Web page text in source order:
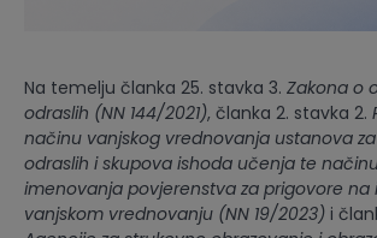
Na temelju članka 25. stavka 3. Zakona o
odraslih (NN 144/2021), članka 2. stavka 2.
načinu vanjskog vrednovanja ustanova
odraslih i skupova ishoda učenja te
imenovanja povjerenstva za prigovore na
vanjskom vrednovanju (NN 19/2023) i